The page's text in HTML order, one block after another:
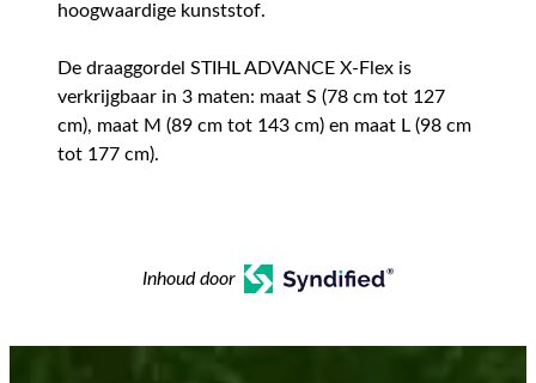
hoogwaardige kunststof.
De draaggordel STIHL ADVANCE X-Flex is
verkrijgbaar in 3 maten: maat S (78 cm tot 127
cm), maat M (89 cm tot 143 cm) en maat L (98 cm
tot 177 cm).
Inhoud door